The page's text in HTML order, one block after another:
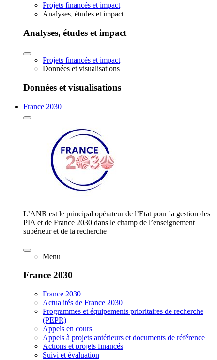
Projets financés et impact
Analyses, études et impact
Analyses, études et impact
Projets financés et impact
Données et visualisations
Données et visualisations
France 2030
L’ANR est le principal opérateur de l’Etat pour la gestion des
PIA et de France 2030 dans le champ de l’enseignement
supérieur et de la recherche
Menu
France 2030
France 2030
Actualités de France 2030
Programmes et équipements prioritaires de recherche
(PEPR)
Appels en cours
Appels à projets antérieurs et documents de référence
Actions et projets financés
Suivi et évaluation